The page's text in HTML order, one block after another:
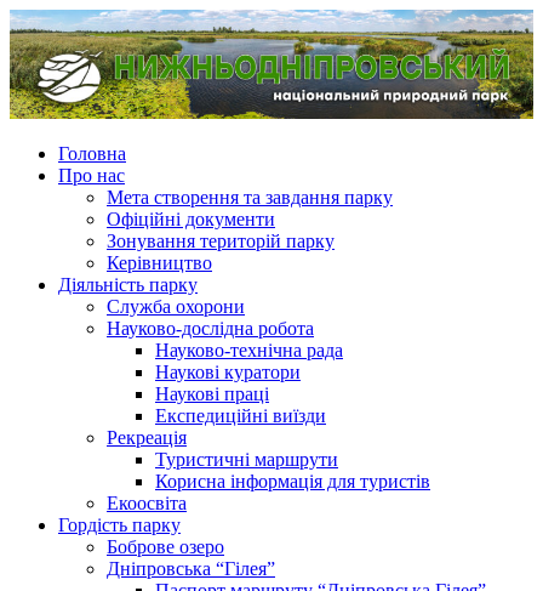
Головна
Про нас
Мета створення та завдання парку
Офіційні документи
Зонування територій парку
Керівництво
Діяльність парку
Служба охорони
Науково-дослідна робота
Науково-технічна рада
Наукові куратори
Наукові праці
Експедиційні виїзди
Рекреація
Туристичні маршрути
Корисна інформація для туристів
Екоосвіта
Гордість парку
Боброве озеро
Дніпровська “Гілея”